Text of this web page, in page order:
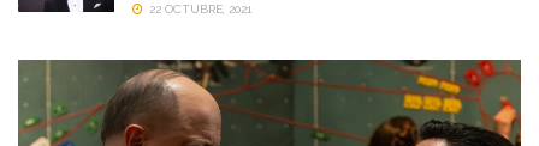
22 OCTUBRE, 2021